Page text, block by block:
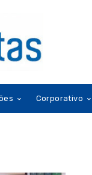
Corporativo